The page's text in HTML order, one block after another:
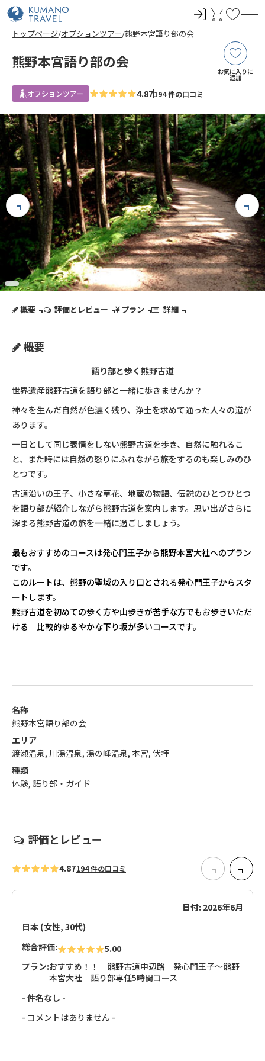
ロ
イ
カ お
に
入
り
トップページ オプションツアー 熊野本宮語り部の会
熊野本宮語り部の会
お気に入りに
追加
オプションツアー 4.87194 件の口コミ
概要 評価とレビュー プラン 詳細
概要
語り部と歩く熊野古道
世界遺産熊野古道を語り部と一緒に歩きませんか？
神々を生んだ自然が色濃く残り、浄土を求めて通った人々の道が
あります。
一日として同じ表情をしない熊野古道を歩き、自然に触れるこ
と、また時には自然の怒りにふれながら旅をするのも楽しみのひ
とつです。
古道沿いの王子、小さな草花、地蔵の物語、伝説のひとつひとつ
を語り部が紹介しながら熊野古道を案内します。思い出がさらに
深まる熊野古道の旅を一緒に過ごしましょう。
最もおすすめのコースは発心門王子から熊野本宮大社へのプラン
です。
このルートは、熊野の聖域の入り口とされる発心門王子からスタ
ートします。
熊野古道を初めての歩く方や山歩きが苦手な方でもお歩きいただ
ける 比較的ゆるやかな下り坂が多いコースです。
名称
熊野本宮語り部の会
エリア
渡瀬温泉, 川湯温泉, 湯の峰温泉, 本宮, 伏拝
種類
体験, 語り部・ガイド
評価とレビュー
4.87194 件の口コミ
日付: 2026年6月
日本 (女性, 30代)
総合評価:
5.00
プラン:おすすめ！！ 熊野古道中辺路 発心門王子～熊野
本宮大社 語り部専任5時間コース
- 件名なし -
- コメントはありません -